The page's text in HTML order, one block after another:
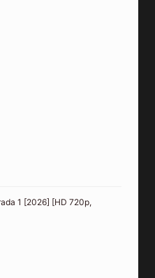
1 [2026] [HD 720p,